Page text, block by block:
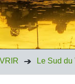
Le Sud